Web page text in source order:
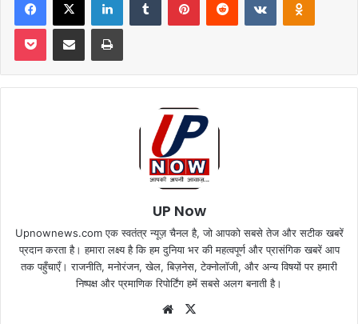
Pocket Share via Email Print
UP Now
Upnownews.com एक स्वतंत्र न्यूज़ चैनल है, जो आपको सबसे तेज और सटीक खबरें
प्रदान करता है। हमारा लक्ष्य है कि हम दुनिया भर की महत्वपूर्ण और प्रासंगिक खबरें आप
तक पहुँचाएँ। राजनीति, मनोरंजन, खेल, बिज़नेस, टेक्नोलॉजी, और अन्य विषयों पर हमारी
निष्पक्ष और प्रमाणिक रिपोर्टिंग हमें सबसे अलग बनाती है।
Website